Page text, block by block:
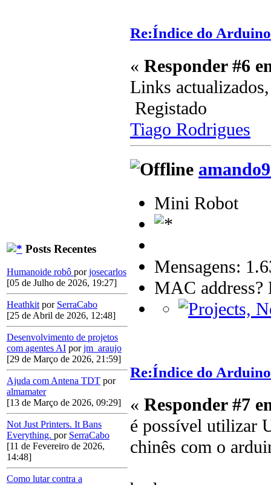
Posts Recentes
Humanoide robô porjosecarlos
[05 de Julho de 2026, 19:27]
Heathkit por SerraCabo
[25 de Abril de 2026, 12:48]
Desenvolvimento de projetos
com agentes AI porjm_araujo
[29 de Março de 2026, 21:59]
Ajuda com Antena TDT por
almamater
[13 de Março de 2026, 09:29]
Not Just Printers. It Bans
Everything. por SerraCabo
[11 de Fevereiro de 2026,
14:48]
Como lutar contra a
Re:Índice do Arduino
« Responder #6
Links
Registado
Tiago Rodrigues
Mini Robot
Mensagens:
MAC
Re:Índice do Arduino
« Responder #7
é possível utilizar
chinês com o